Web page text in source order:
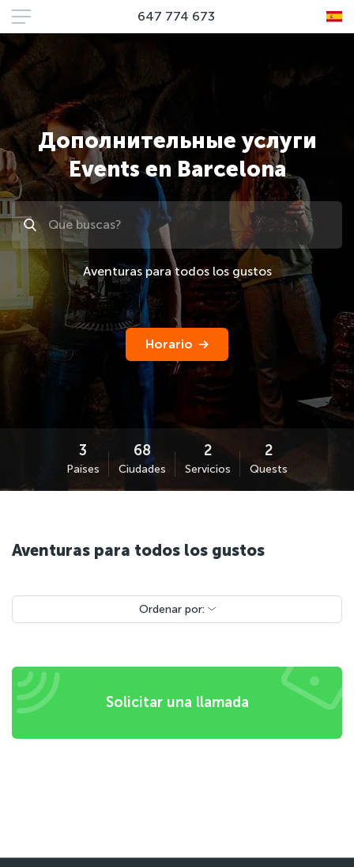
647 774 673
Дополнительные услуги
Events en Barcelona
Поиск
Aventuras para todos los gustos
Horario
Países Ciudades Servicios Quests
Aventuras para todos los gustos
Ordenar por:
Solicitar una llamada